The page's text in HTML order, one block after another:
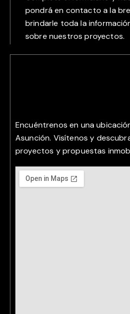
pondrá en contacto a la
brindarle toda la
sobre nuestros proyectos.
Encuéntrenos en una
Asunción. Visítenos y
proyectos y propuestas